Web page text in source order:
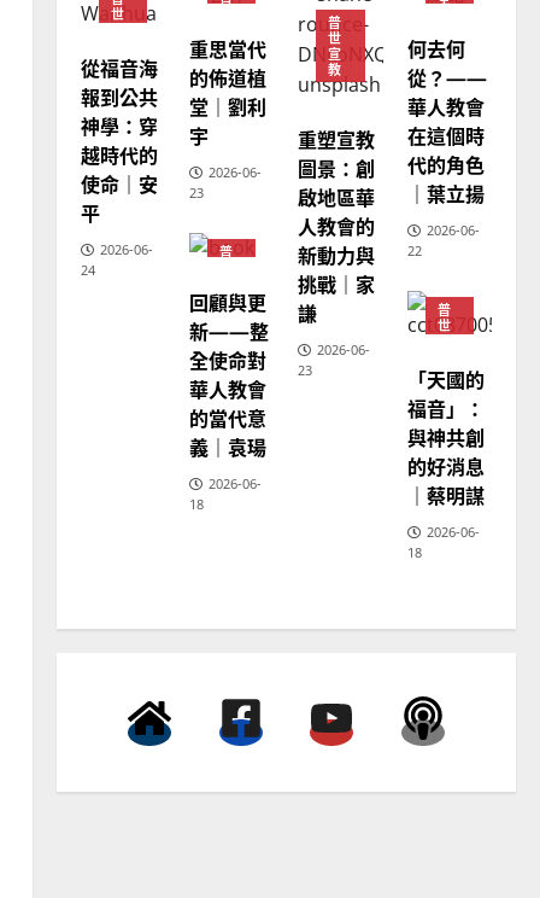
2024-01-09
2
普世宣教
福音未及之民的定義、現況
及反思｜葉大銘
2025-02-18
3
普世宣教 神學教育
宣教的整全使命｜王永信
2025-02-18
4
普世宣教
向穆斯林傳福音的可行策略
｜黃約瑟
2025-02-20
6
普世宣教
馬來西亞華人的農曆新年｜
2025-02-18
世
從福音海
報到公共
神學：穿
越時代的
使命｜安
平
2026-06-
24
教
重思當代
的佈道植
堂｜劉利
宇
2026-06-
23
普
世
宣
教
重塑宣教
圖景：創
啟地區華
人教會的
新動力與
挑戰｜家
謙
2026-06-
23
人
教
會
普
世
宣
教
何去何
從？——
華人教會
在這個時
代的角色
｜葉立揚
2026-06-
22
普
教
回顧與更
新——整
全使命對
華人教會
的當代意
義｜袁瑒
2026-06-
18
普
世
神
學
教
育
「天國的
福音」：
與神共創
的好消息
｜蔡明謀
2026-06-
18